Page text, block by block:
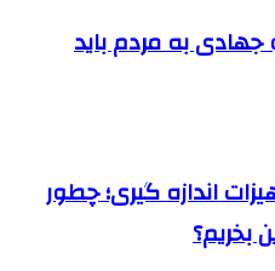
به مردم باید
اندازه گیری؛ چطور
بخریم؟